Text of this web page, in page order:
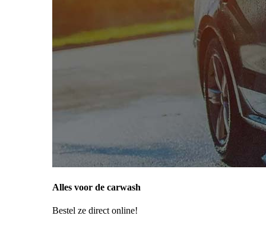
Alles voor de carwash
Bestel ze direct online!